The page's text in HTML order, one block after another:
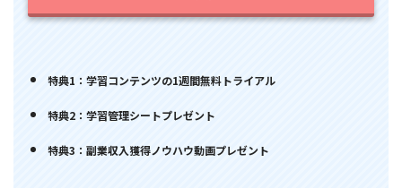
特典1：学習コンテンツの1週間無料トライアル
特典2：学習管理シートプレゼント
特典3：副業収入獲得ノウハウ動画プレゼント